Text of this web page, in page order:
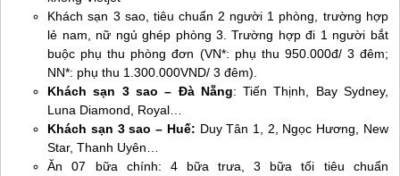
Khách sạn 3 sao, tiêu chuẩn 2 người 1 phòng, trường hợp
lẻ nam, nữ ngủ ghép phòng 3. Trường hợp đi 1 người bắt
buộc phụ thu phòng đơn (VN*: phụ thu 950.000đ/ 3 đêm;
NN*: phụ thu 1.300.000VND/ 3 đêm).
Khách sạn 3 sao – Đà Nẵng: Tiến Thịnh, Bay Sydney,
Luna Diamond, Royal…
Khách sạn 3 sao – Huế: Duy Tân 1, 2, Ngọc Hương, New
Star, Thanh Uyên…
Ăn 07 bữa chính: 4 bữa trưa, 3 bữa tối tiêu chuẩn